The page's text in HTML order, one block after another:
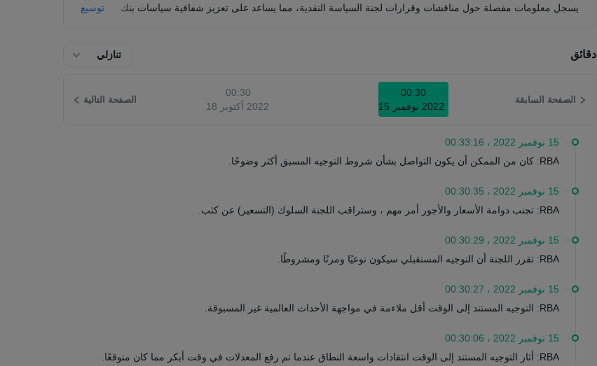
يسجل معلومات مفصلة حول مناقشات وقرارات لجنة السياسة النقدية، مما يساعد على تعزيز شفافية سياسات بنك
توسيع
دقائق تنازلي
الصفحة السابقة
00:30
2022‎ نوفمبر ‎15
00:30
2022‎ أكتوبر ‎18
الصفحة التالية
15 نوفمبر 2022 ، 00:33:16
RBA: كان من الممكن أن يكون التواصل بشأن شروط التوجيه المسبق أكثر وضوحًا.
15 نوفمبر 2022 ، 00:30:35
RBA: تجنب دوامة الأسعار والأجور أمر مهم ، وستراقب اللجنة السلوك (التسعير) عن كثب.
15 نوفمبر 2022 ، 00:30:29
RBA: تقرر اللجنة أن التوجيه المستقبلي سيكون نوعيًا ومرنًا ومشروطًا.
15 نوفمبر 2022 ، 00:30:27
RBA: التوجيه المستند إلى الوقت أقل ملاءمة في مواجهة الأحداث العالمية غير المسبوقة.
15 نوفمبر 2022 ، 00:30:06
RBA: أثار التوجيه المستند إلى الوقت انتقادات واسعة النطاق عندما تم رفع المعدلات في وقت أبكر مما كان متوقعًا.